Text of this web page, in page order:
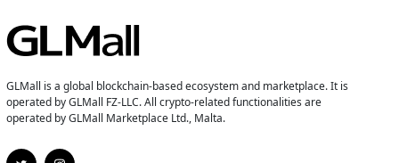
GLMall is a global blockchain-based ecosystem and marketplace. It is
operated by GLMall FZ-LLC. All crypto-related functionalities are
operated by GLMall Marketplace Ltd., Malta.